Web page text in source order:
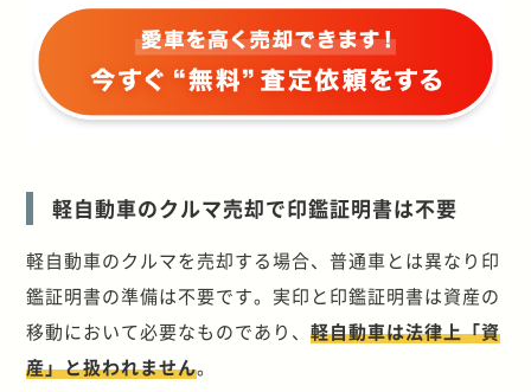
軽自動車のクルマ売却で印鑑証明書は不要
軽自動車のクルマを売却する場合、普通車とは異なり印
鑑証明書の準備は不要です。実印と印鑑証明書は資産の
移動において必要なものであり、軽自動車は法律上「資
産」と扱われません。